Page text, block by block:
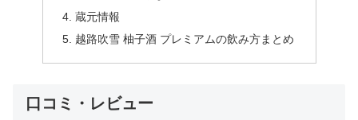
蔵元情報
越路吹雪 柚子酒 プレミアムの飲み方まとめ
口コミ・レビュー